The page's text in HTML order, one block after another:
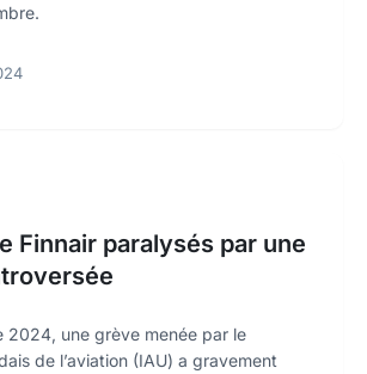
Finnair paralysés par une
2024, une grève menée par le
de l’aviation (IAU) a gravement